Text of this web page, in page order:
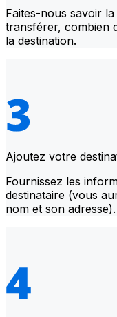
Faites-nous savoir
transférer, combien
la destination.
Ajoutez votre
Fournissez les
destinataire (vous
nom et son adresse).